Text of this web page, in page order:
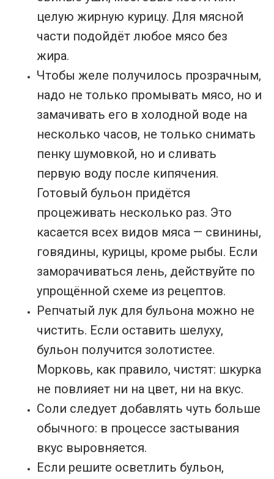
целую жирную курицу. Для мясной
части подойдёт любое мясо без
жира.
Чтобы желе получилось прозрачным,
надо не только промывать мясо, но и
замачивать его в холодной воде на
несколько часов, не только снимать
пенку шумовкой, но и сливать
первую воду после кипячения.
Готовый бульон придётся
процеживать несколько раз. Это
касается всех видов мяса — свинины,
говядины, курицы, кроме рыбы. Если
заморачиваться лень, действуйте по
упрощённой схеме из рецептов.
Репчатый лук для бульона можно не
чистить. Если оставить шелуху,
бульон получится золотистее.
Морковь, как правило, чистят: шкурка
не повлияет ни на цвет, ни на вкус.
Соли следует добавлять чуть больше
обычного: в процессе застывания
вкус выровняется.
Если решите осветлить бульон,